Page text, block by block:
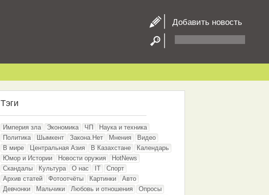
Добавить новость
Тэги
Империя зла Экономика ЧП
Наука и техника
Политика
Шымкент Закона.Нет Мнения
Видео
В мире
Центральная Азия В Казахстане
Календарь
Юмор и Истории
Новости оружия
HotNews
Скандалы
Культура О нас IT
Спорт
Архив статей
Фотоотчёты Картинки
Авто
Девчонки
Мальчики Любовь и отношения
Опросы